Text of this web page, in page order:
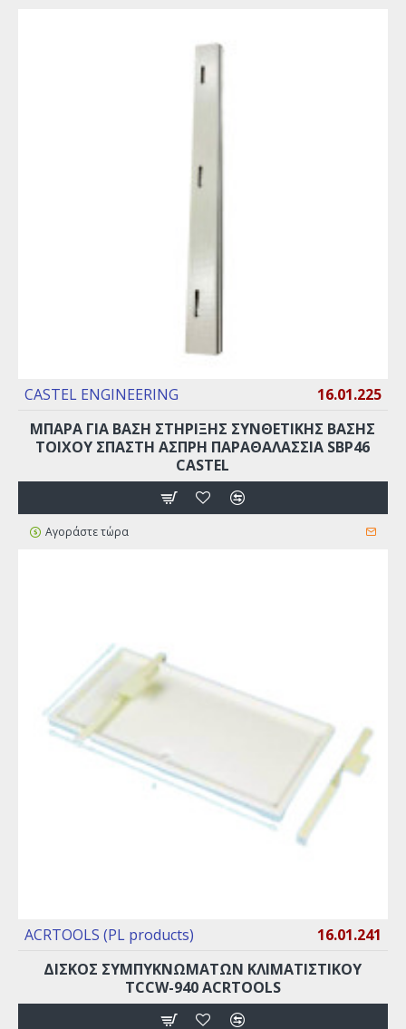
CASTEL ENGINEERING
16.01.225
ΜΠΑΡΑ ΓΙΑ ΒΑΣΗ ΣTHPΙΞΗΣ ΣΥΝΘΕΤΙΚΗΣ ΒΑΣΗΣ
ΤΟΙΧΟΥ ΣΠΑΣΤΗ ΑΣΠΡΗ ΠΑΡΑΘΑΛΑΣΣΙΑ SBP46
CASTEL
Αγοράστε τώρα
ACRTOOLS (PL products)
16.01.241
ΔΊΣΚΟΣ ΣΥΜΠΥΚΝΩΜΆΤΩΝ ΚΛΙΜΑΤΙΣΤΙΚΟΎ
TCCW-940 ACRTOOLS